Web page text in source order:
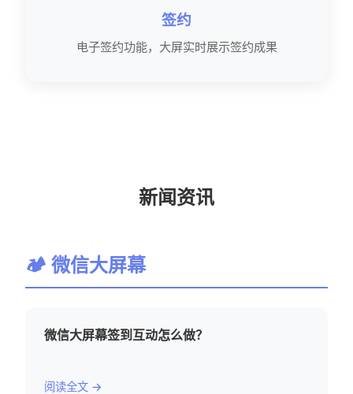
签约
电子签约功能，大屏实时展示签约成果
新闻资讯
🏕 微信大屏幕
微信大屏幕签到互动怎么做？
阅读全文 →